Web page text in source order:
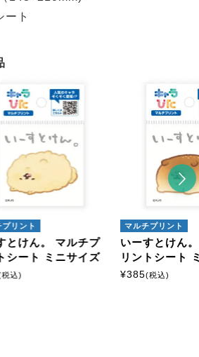
ート
プリント
とけん。 マルチプ
シート ミニサイズ
込)
マルチプリント
いーすとけん
リントシート
¥385(税込)